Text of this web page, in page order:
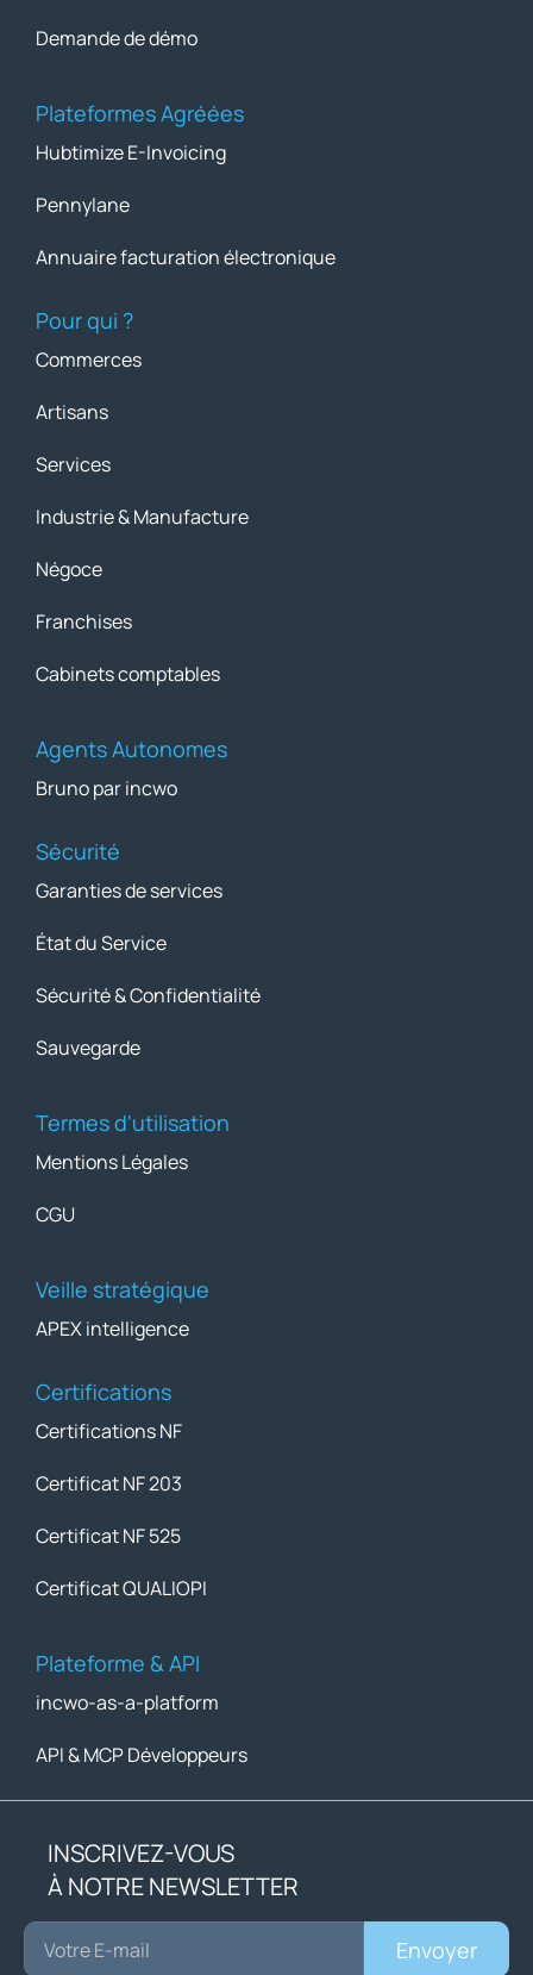
Demande de démo
Plateformes Agréées
Hubtimize E-Invoicing
Pennylane
Annuaire facturation électronique
Pour qui ?
Commerces
Artisans
Services
Industrie & Manufacture
Négoce
Franchises
Cabinets comptables
Agents Autonomes
Bruno par incwo
Sécurité
Garanties de services
État du Service
Sécurité & Confidentialité
Sauvegarde
Termes d'utilisation
Mentions Légales
CGU
Veille stratégique
APEX intelligence
Certifications
Certifications NF
Certificat NF 203
Certificat NF 525
Certificat QUALIOPI
Plateforme & API
incwo-as-a-platform
API & MCP Développeurs
INSCRIVEZ-VOUS
À NOTRE NEWSLETTER
Envoyer